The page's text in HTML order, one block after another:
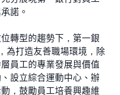
諾。
轉型的趨勢下，第一銀
為打造友善職場環境，除
員工的專業發展與價值
設立綜合運動中心、辦
，鼓勵員工培養興趣維